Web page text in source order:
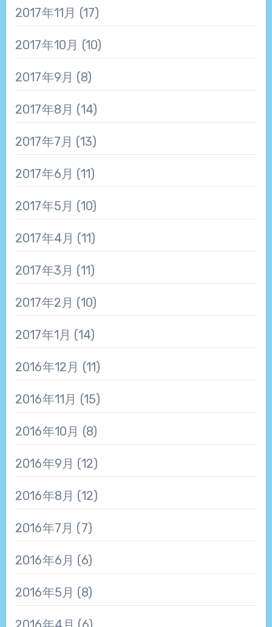
2017年11月 (17)
2017年10月 (10)
2017年9月 (8)
2017年8月 (14)
2017年7月 (13)
2017年6月 (11)
2017年5月 (10)
2017年4月 (11)
2017年3月 (11)
2017年2月 (10)
2017年1月 (14)
2016年12月 (11)
2016年11月 (15)
2016年10月 (8)
2016年9月 (12)
2016年8月 (12)
2016年7月 (7)
2016年6月 (6)
2016年5月 (8)